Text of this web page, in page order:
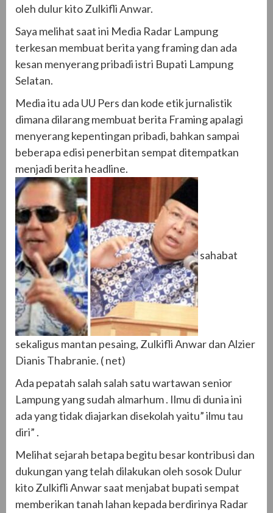
oleh dulur kito Zulkifli Anwar.
Saya melihat saat ini Media Radar Lampung
terkesan membuat berita yang framing dan ada
kesan menyerang pribadi istri Bupati Lampung
Selatan.
Media itu ada UU Pers dan kode etik jurnalistik
dimana dilarang membuat berita Framing apalagi
menyerang kepentingan pribadi, bahkan sampai
beberapa edisi penerbitan sempat ditempatkan
menjadi berita headline.
sahabat
sekaligus mantan pesaing, Zulkifli Anwar dan Alzier
Dianis Thabranie. ( net)
Ada pepatah salah salah satu wartawan senior
Lampung yang sudah almarhum . Ilmu di dunia ini
ada yang tidak diajarkan disekolah yaitu” ilmu tau
diri” .
Melihat sejarah betapa begitu besar kontribusi dan
dukungan yang telah dilakukan oleh sosok Dulur
kito Zulkifli Anwar saat menjabat bupati sempat
memberikan tanah lahan kepada berdirinya Radar